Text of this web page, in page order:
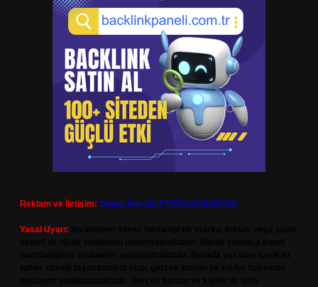
Reklam ve İletişim: Skype: live:.cid.575569c608265c69
Yasal Uyarı: